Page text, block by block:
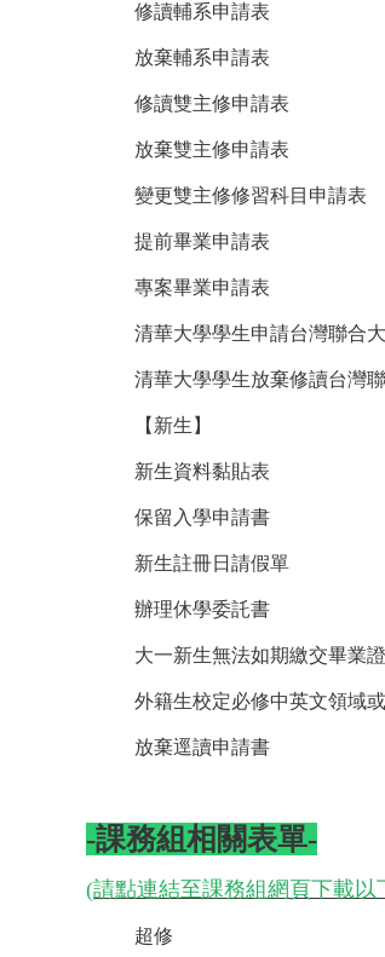
修讀輔系申請表
放棄輔系申請表
修讀雙主修申請表
放棄雙主修申請表
變更雙主修修習科目申請表
提前畢業申請表
專案畢業申請表
清華大學學生申請台灣聯合
清華大學學生放棄修讀台灣
【新生】
新生資料黏貼表
保留入學申請書
新生註冊日請假單
辦理休學委託書
大一新生無法如期繳交畢業
外籍生校定必修中英文領域
放棄逕讀申請書
-課務組相關表單-
(請點連結至課務組網頁下載以
超修